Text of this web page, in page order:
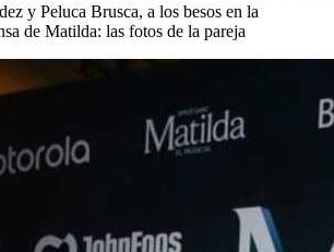
y Peluca Brusca, a los besos en la
de Matilda: las fotos de la pareja